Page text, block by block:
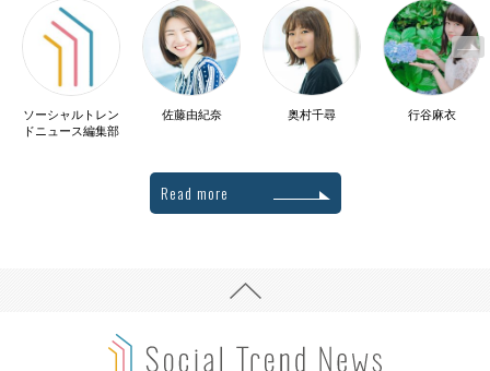
ソーシャルトレン
ドニュース編集部
佐藤由紀奈 奥村千尋 行谷麻衣
Read more